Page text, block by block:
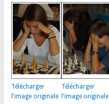
Télécharger
l'image originale
Télécharger
l'image originale